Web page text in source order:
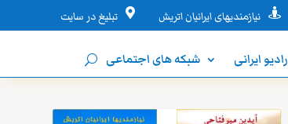
 نیازمندیهای ایرانیان اتریش  تبلیغ در سایت
رادیو ایرانی شبکه های اجتماعی